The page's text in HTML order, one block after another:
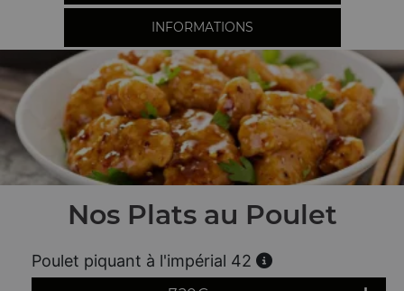
INFORMATIONS
Nos Plats au Poulet
Poulet piquant à l'impérial 42